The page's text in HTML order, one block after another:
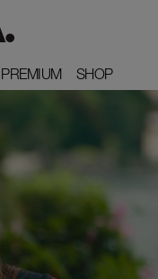
PREMIUM
PREMIUM SHOP
SHOP